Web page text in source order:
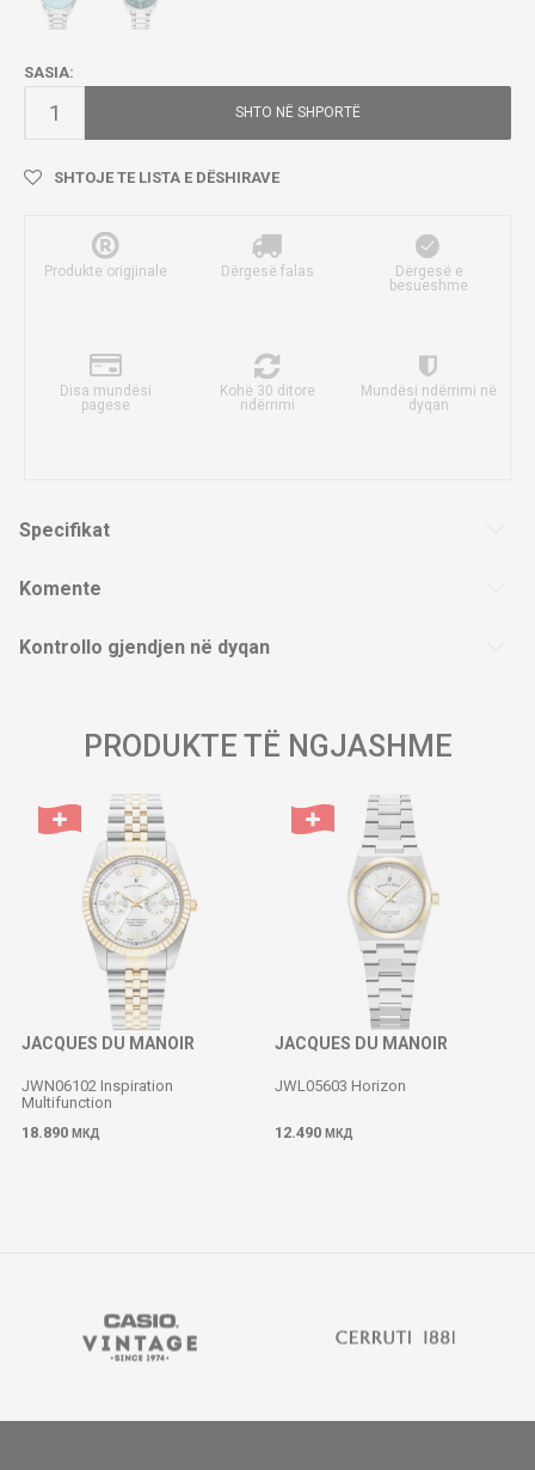
SASIA:
SHTO NË SHPORTË
SHTOJE TE LISTA E DËSHIRAVE
Produkte origjinale Dërgesë falas
Dërgesë e
besueshme
Disa mundësi
pagese
Kohë 30 ditore
ndërrimi
Mundësi ndërrimi në
dyqan
Specifikat
Komente
Kontrollo gjendjen në dyqan
PRODUKTE TË NGJASHME
JACQUES DU MANOIR
JWN06102 Inspiration
Multifunction
18.890 МКД
JACQUES DU MANOIR
JWL05603 Horizon
12.490 МКД